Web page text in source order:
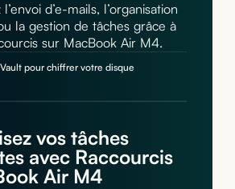
d’e-mails, l’organisation
la gestion de tâches grâce à
sur MacBook Air M4.
pour chiffrer votre disque
vos tâches
avec Raccourcis
Air M4